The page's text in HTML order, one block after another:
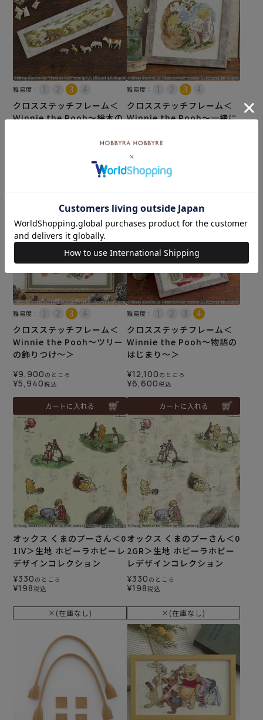
難易度：
クロスステッチフレーム＜
Winnie the Pooh～絵本の
難易度：
クロスステッチフレーム＜
Winnie the Pooh～一緒に
¥5,390
難易度：
クロスステッチフレーム＜
Winnie the Pooh～ツリー
の飾りつけ～＞
¥9,900 のところ
¥5,940税込
カートに入れる
難易度：
クロスステッチフレーム＜
Winnie the Pooh～物語の
はじまり～＞
¥12,100 のところ
¥6,600税込
カートに入れる
オックス くまのプーさん＜0
1IV＞生地 ホビーラホビーレ
デザインコレクション
¥330 のところ
¥198税込
×(在庫なし)
オックス くまのプーさん＜0
2GR＞生地 ホビーラホビー
レデザインコレクション
¥330 のところ
¥198税込
×(在庫なし)